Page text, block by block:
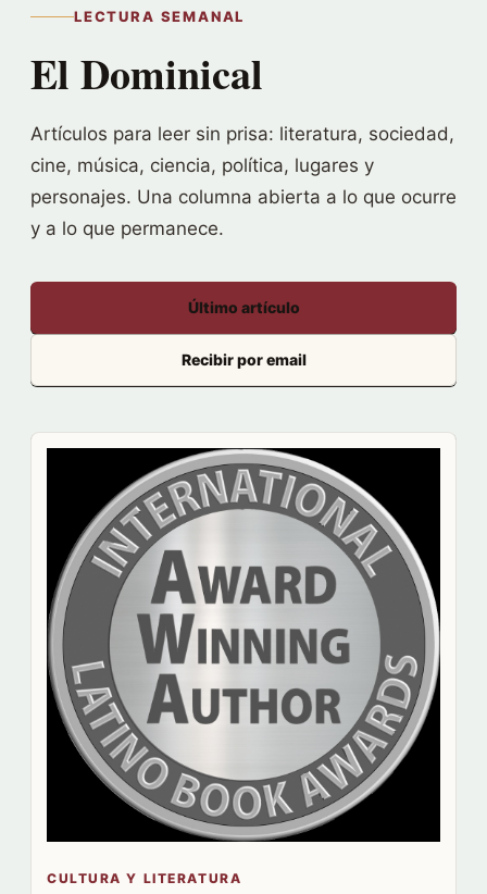
LECTURA SEMANAL
El Dominical
Artículos para leer sin prisa: literatura, sociedad,
cine, música, ciencia, política, lugares y
personajes. Una columna abierta a lo que ocurre
y a lo que permanece.
Último artículo
Recibir por email
CULTURA Y LITERATURA